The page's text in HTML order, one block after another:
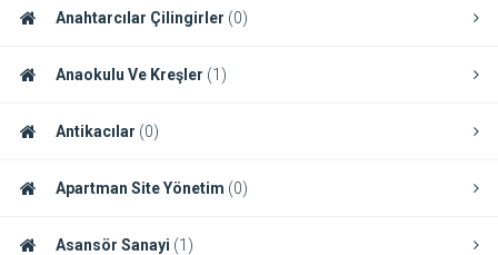
Anahtarcılar Çilingirler (0)
Anaokulu Ve Kreşler (1)
Antikacılar (0)
Apartman Site Yönetim (0)
Asansör Sanayi (1)